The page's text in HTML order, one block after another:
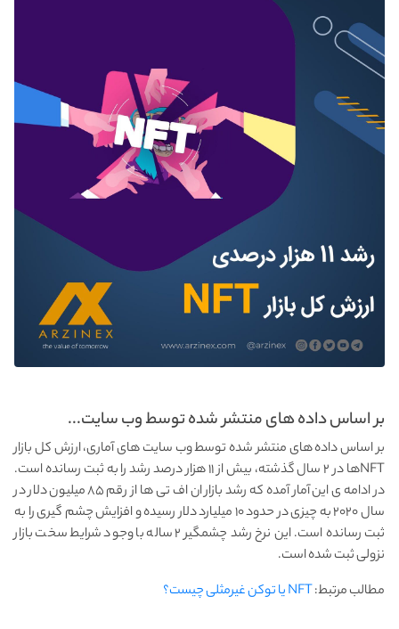
بر اساس داده‌ های منتشر شده توسط وب سایت...
بر اساس داده‌ های منتشر شده توسط وب سایت های آماری، ارزش کل بازار
NFT‌ها در ۲ سال گذشته، بیش از ۱۱ هزار درصد رشد را به ثبت رسانده است.
در ادامه ی این آمار آمده که رشد بازار ان اف تی ها از رقم ۸۵ میلیون دلار در
سال ۲۰۲۰ به چیزی در حدود ۱۰ میلیارد دلار رسیده و افزایش چشم گیری را به
ثبت رسانده است. این نرخ رشد چشمگیر ۲ ساله با وجود شرایط سخت بازار
نزولی ثبت شده است.
مطالب مرتبط:NFT یا توکن غیرمثلی چیست؟